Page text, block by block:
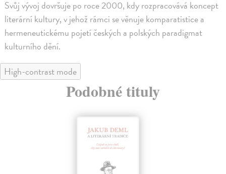
Svůj vývoj dovršuje po roce 2000, kdy rozpracovává koncept
literární kultury, v jehož rámci se věnuje komparatistice a
hermeneutickému pojetí českých a polských paradigmat
kulturního dění.
High-contrast mode
Podobné tituly